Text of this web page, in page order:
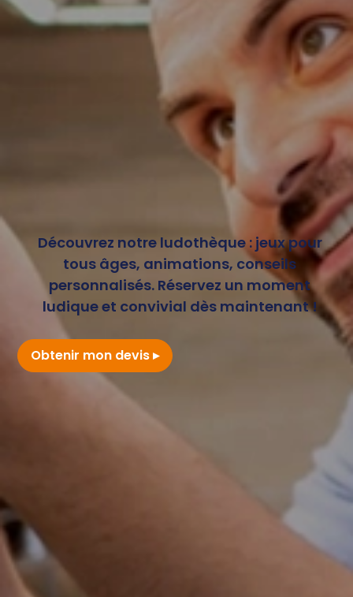
Découvrez notre ludothèque : jeux pour
tous âges, animations, conseils
personnalisés. Réservez un moment
ludique et convivial dès maintenant !
Obtenir mon devis